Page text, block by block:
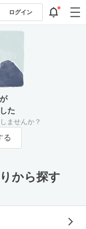
ログイン
た
ませんか？
る
から探す